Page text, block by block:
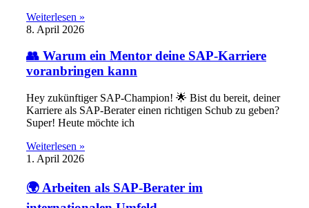
Weiterlesen »
8. April 2026
👥 Warum ein Mentor deine SAP-Karriere
voranbringen kann
Hey zukünftiger SAP-Champion! 🌟 Bist du bereit, deiner
Karriere als SAP-Berater einen richtigen Schub zu geben?
Super! Heute möchte ich
Weiterlesen »
1. April 2026
🌍 Arbeiten als SAP-Berater im